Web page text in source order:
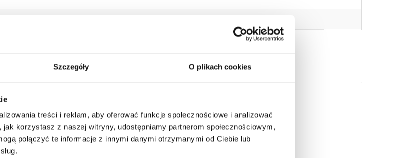
Szczegóły O plikach cookies
treści i reklam, aby oferować funkcje społecznościowe i analizować
korzystasz z naszej witryny, udostępniamy partnerom społecznościowym,
połączyć te informacje z innymi danymi otrzymanymi od Ciebie lub
PRODUCTS